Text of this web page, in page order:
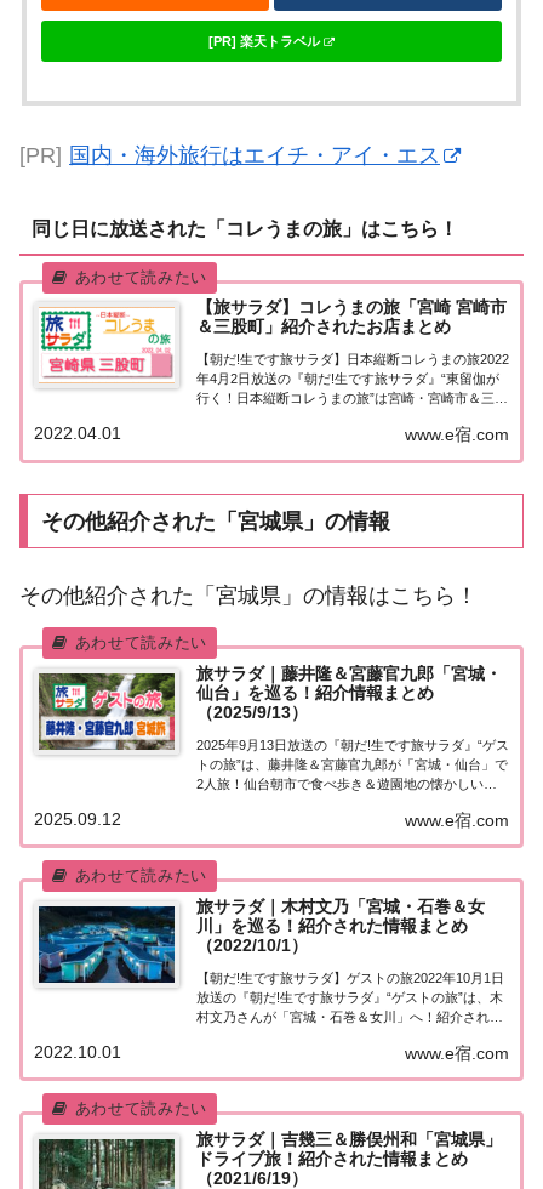
[PR] 楽天トラベル
[PR] 国内・海外旅行はエイチ・アイ・エス
同じ日に放送された「コレうまの旅」はこちら！
【旅サラダ】コレうまの旅「宮崎 宮崎市
＆三股町」紹介されたお店まとめ
【朝だ!生です旅サラダ】日本縦断コレうまの旅2022
年4月2日放送の『朝だ!生です旅サラダ』“東留伽が
行く！日本縦断コレうまの旅”は宮崎・宮崎市＆三股
崎・宮崎市＆三股町」「東留伽が行く！日本縦断コ
www.e宿.com
2022.04.01
その他紹介された「宮城県」の情報
その他紹介された「宮城県」の情報はこちら！
旅サラダ｜藤井隆＆宮藤官九郎「宮城・
仙台」を巡る！紹介情報まとめ
（2025/9/13）
2025年9月13日放送の『朝だ!生です旅サラダ』“ゲス
トの旅”は、藤井隆＆宮藤官九郎が「宮城・仙台」で
2人旅！仙台朝市で食べ歩き＆遊園地の懐かしいア
店で日本酒を飲みながら語り合う！訪れたスポット
や食べたグルメなど、紹介された情報をま...
www.e宿.com
2025.09.12
旅サラダ｜木村文乃「宮城・石巻＆女
川」を巡る！紹介された情報まとめ
（2022/10/1）
【朝だ!生です旅サラダ】ゲストの旅2022年10月1日
放送の『朝だ!生です旅サラダ』“ゲストの旅”は、木
村文乃さんが「宮城・石巻＆女川」へ！紹介された
女川」を巡る今日の“ゲストの旅”は木村文乃さん。
第二の故郷と呼ぶ宮城県・女川町へ。ス...
www.e宿.com
2022.10.01
旅サラダ｜吉幾三＆勝俣州和「宮城県」
ドライブ旅！紹介された情報まとめ
（2021/6/19）